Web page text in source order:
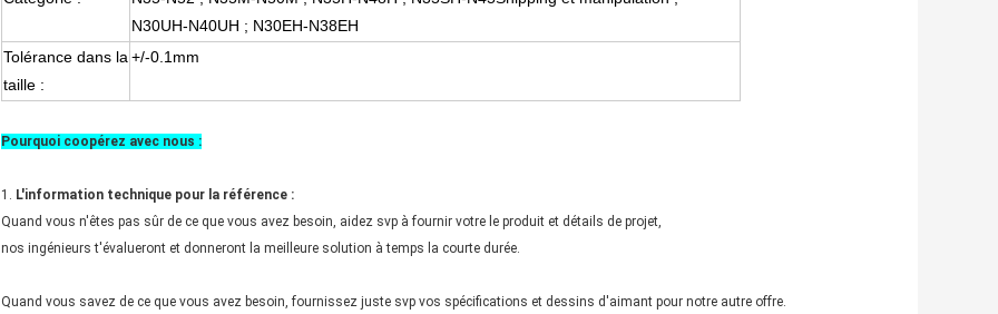
N30UH-N40UH ; N30EH-N38EH
Tolérance dans la
taille :
+/-0.1mm
Pourquoi coopérez avec nous :
1. L'information technique pour la référence :
Quand vous n'êtes pas sûr de ce que vous avez besoin, aidez svp à fournir votre le produit et détails de projet,
nos ingénieurs t'évalueront et donneront la meilleure solution à temps la courte durée.
Quand vous savez de ce que vous avez besoin, fournissez juste svp vos spécifications et dessins d'aimant pour notre autre offre.